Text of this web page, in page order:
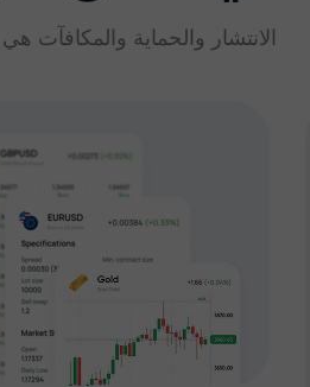
الانتشار والحماية والمكافآت